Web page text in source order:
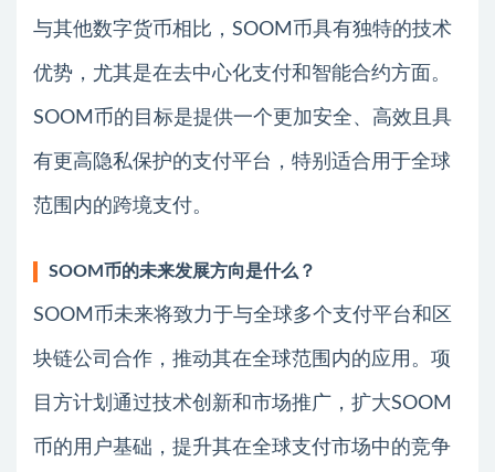
与其他数字货币相比，SOOM币具有独特的技术
优势，尤其是在去中心化支付和智能合约方面。
SOOM币的目标是提供一个更加安全、高效且具
有更高隐私保护的支付平台，特别适合用于全球
范围内的跨境支付。
SOOM币的未来发展方向是什么？
SOOM币未来将致力于与全球多个支付平台和区
块链公司合作，推动其在全球范围内的应用。项
目方计划通过技术创新和市场推广，扩大SOOM
币的用户基础，提升其在全球支付市场中的竞争